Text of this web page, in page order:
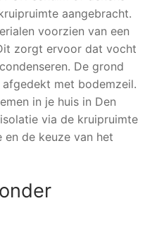
aangebracht.
voorzien van een
zorgt ervoor dat vocht
De grond
met bodemzeil.
in je huis in Den
via de kruipruimte
de keuze van het